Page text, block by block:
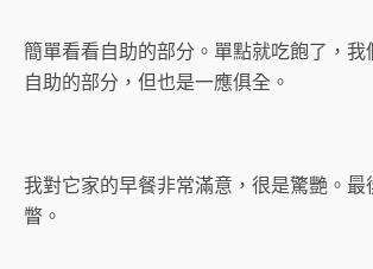
簡單看看自助的部分。單點就吃飽了，我
自助的部分，但也是一應俱全。
我對它家的早餐非常滿意，很是驚艷。
瞥。